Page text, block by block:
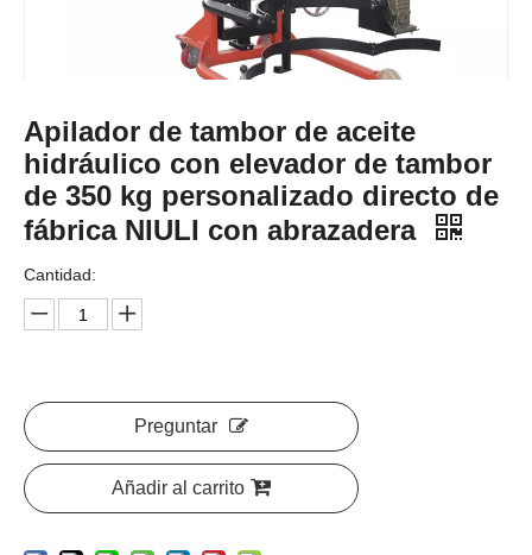
Apilador de tambor de aceite
hidráulico con elevador de tambor
de 350 kg personalizado directo de
fábrica NIULI con abrazadera
Cantidad:
Preguntar
Añadir al carrito